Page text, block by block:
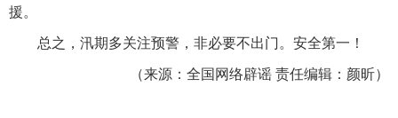
援。
总之，汛期多关注预警，非必要不出门。安全第一！
（来源：全国网络辟谣 责任编辑：颜昕）